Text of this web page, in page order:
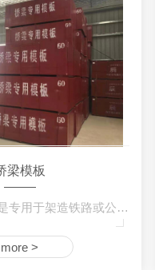
梁模板
西安桥梁竹胶板 是专用于架造铁路或公路桥梁…
more >